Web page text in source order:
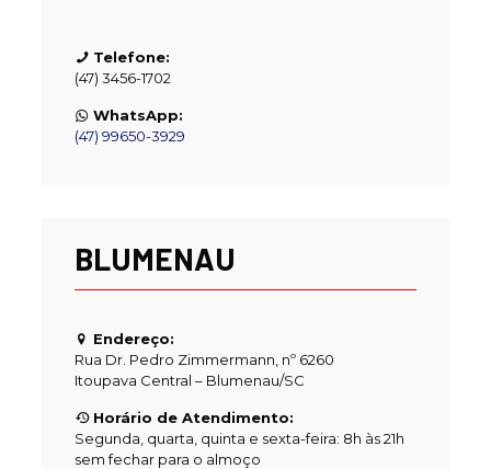
Telefone:
(47) 3456-1702
WhatsApp:
(47) 99650-3929
BLUMENAU
Endereço:
Rua Dr. Pedro Zimmermann, nº 6260
Itoupava Central – Blumenau/SC
Horário de Atendimento:
Segunda, quarta, quinta e sexta-feira: 8h às 21h
sem fechar para o almoço